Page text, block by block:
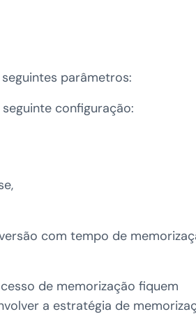
parâmetros:
configuração:
com tempo de
de memorização fiquem
a estratégia de